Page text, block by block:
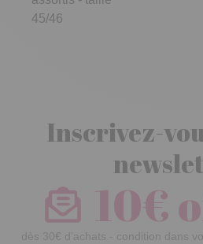
45/46
Inscrivez-
10€
dès 30€ d’achats - condition dans